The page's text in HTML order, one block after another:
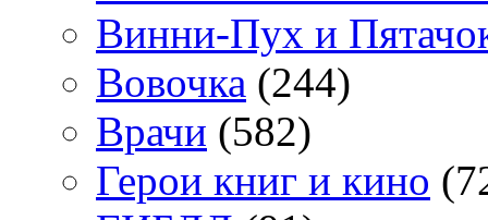
Винни-Пух и
Вовочка (244)
Врачи (582)
Герои книг и кино